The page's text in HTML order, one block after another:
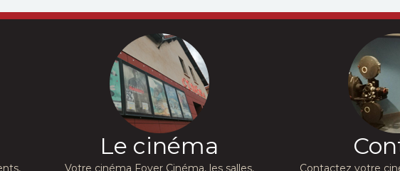
Le cinéma
Votre cinéma Foyer Cinéma, les salles, Contactez votre